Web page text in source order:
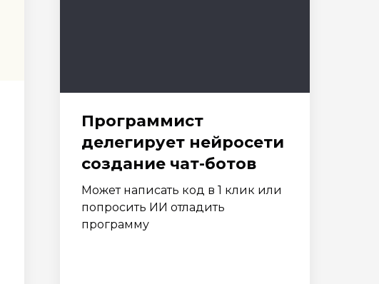
Программист
делегирует нейросети
создание чат-ботов
Может написать код в 1 клик или
попросить ИИ отладить
программу